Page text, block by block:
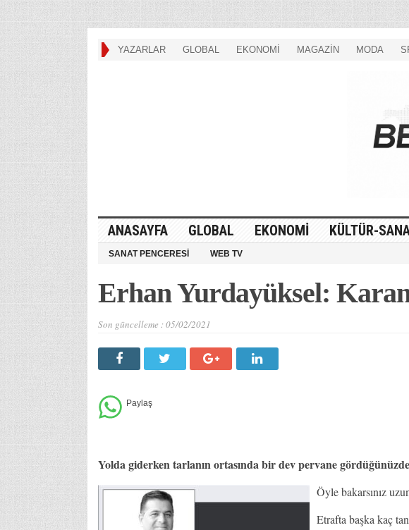
YAZARLAR GLOBAL EKONOMİ MAGAZİN MODA
ANASAYFA GLOBAL EKONOMİ KÜLTÜR-
SANAT PENCERESİ WEB TV
Erhan Yurdayüksel:
Son güncelleme :05/02/2021
Yolda giderken tarlanın ortasında bir dev pervane gördüğünüzde
Öyle bakarsınız
Etrafta başka kaç